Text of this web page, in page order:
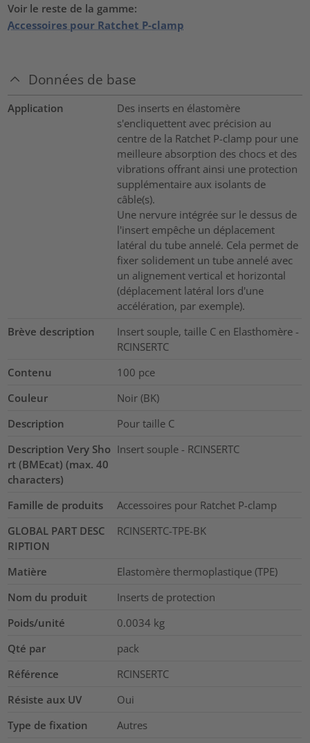
Voir le reste de la gamme:
Accessoires pour Ratchet P-clamp
Données de base
Application
Des inserts en élastomère
s'encliquettent avec précision au
centre de la Ratchet P-clamp pour une
meilleure absorption des chocs et des
vibrations offrant ainsi une protection
supplémentaire aux isolants de
câble(s).
Une nervure intégrée sur le dessus de
l'insert empêche un déplacement
latéral du tube annelé. Cela permet de
fixer solidement un tube annelé avec
un alignement vertical et horizontal
(déplacement latéral lors d'une
accélération, par exemple).
Brève description
Insert souple, taille C en Elasthomère -
RCINSERTC
Contenu
100 pce
Couleur
Noir (BK)
Description
Pour taille C
Description Very Sho
rt (BMEcat) (max. 40
characters)
Insert souple - RCINSERTC
Famille de produits
Accessoires pour Ratchet P-clamp
GLOBAL PART DESC
RIPTION
RCINSERTC-TPE-BK
Matière
Elastomère thermoplastique (TPE)
Nom du produit
Inserts de protection
Poids/unité
0.0034 kg
Qté par
pack
Référence
RCINSERTC
Résiste aux UV
Oui
Type de fixation
Autres